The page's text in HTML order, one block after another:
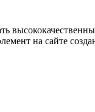
на сайте